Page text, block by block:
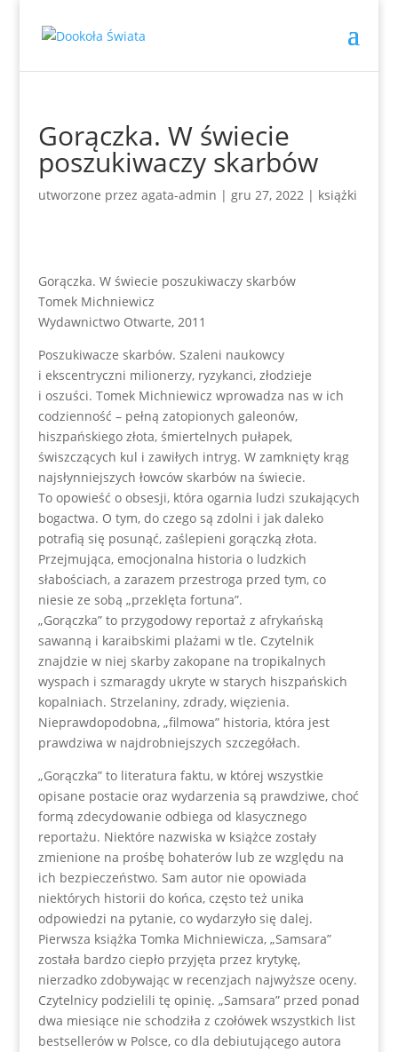
Gorączka. W świecie
poszukiwaczy skarbów
utworzone przez agata-admin | gru 27, 2022| książki
Gorączka. W świecie poszukiwaczy skarbów
Tomek Michniewicz
Wydawnictwo Otwarte, 2011
Poszukiwacze skarbów. Szaleni naukowcy
i ekscentryczni milionerzy, ryzykanci, złodzieje
i oszuści. Tomek Michniewicz wprowadza nas w ich
codzienność – pełną zatopionych galeonów,
hiszpańskiego złota, śmiertelnych pułapek,
świszczących kul i zawiłych intryg. W zamknięty krąg
najsłynniejszych łowców skarbów na świecie.
To opowieść o obsesji, która ogarnia ludzi szukających
bogactwa. O tym, do czego są zdolni i jak daleko
potrafią się posunąć, zaślepieni gorączką złota.
Przejmująca, emocjonalna historia o ludzkich
słabościach, a zarazem przestroga przed tym, co
niesie ze sobą „przeklęta fortuna”.
„Gorączka” to przygodowy reportaż z afrykańską
sawanną i karaibskimi plażami w tle. Czytelnik
znajdzie w niej skarby zakopane na tropikalnych
wyspach i szmaragdy ukryte w starych hiszpańskich
kopalniach. Strzelaniny, zdrady, więzienia.
Nieprawdopodobna, „filmowa” historia, która jest
prawdziwa w najdrobniejszych szczegółach.
„Gorączka” to literatura faktu, w której wszystkie
opisane postacie oraz wydarzenia są prawdziwe, choć
formą zdecydowanie odbiega od klasycznego
reportażu. Niektóre nazwiska w książce zostały
zmienione na prośbę bohaterów lub ze względu na
ich bezpieczeństwo. Sam autor nie opowiada
niektórych historii do końca, często też unika
odpowiedzi na pytanie, co wydarzyło się dalej.
Pierwsza książka Tomka Michniewicza, „Samsara”
została bardzo ciepło przyjęta przez krytykę,
nierzadko zdobywając w recenzjach najwyższe oceny.
Czytelnicy podzielili tę opinię. „Samsara” przed ponad
dwa miesiące nie schodziła z czołówek wszystkich list
bestsellerów w Polsce, co dla debiutującego autora